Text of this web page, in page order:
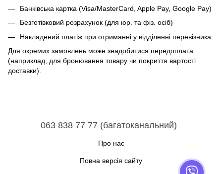
Банківська картка (Visa/MasterCard, Apple Pay, Google Pay)
Безготівковий розрахунок (для юр. та фіз. осіб)
Накладений платіж при отриманні у відділенні перевізника
Для окремих замовлень може знадобитися передоплата
(наприклад, для бронювання товару чи покриття вартості
доставки).
063 838 77 77 (багатоканальний)
Про нас
Повна версія сайту